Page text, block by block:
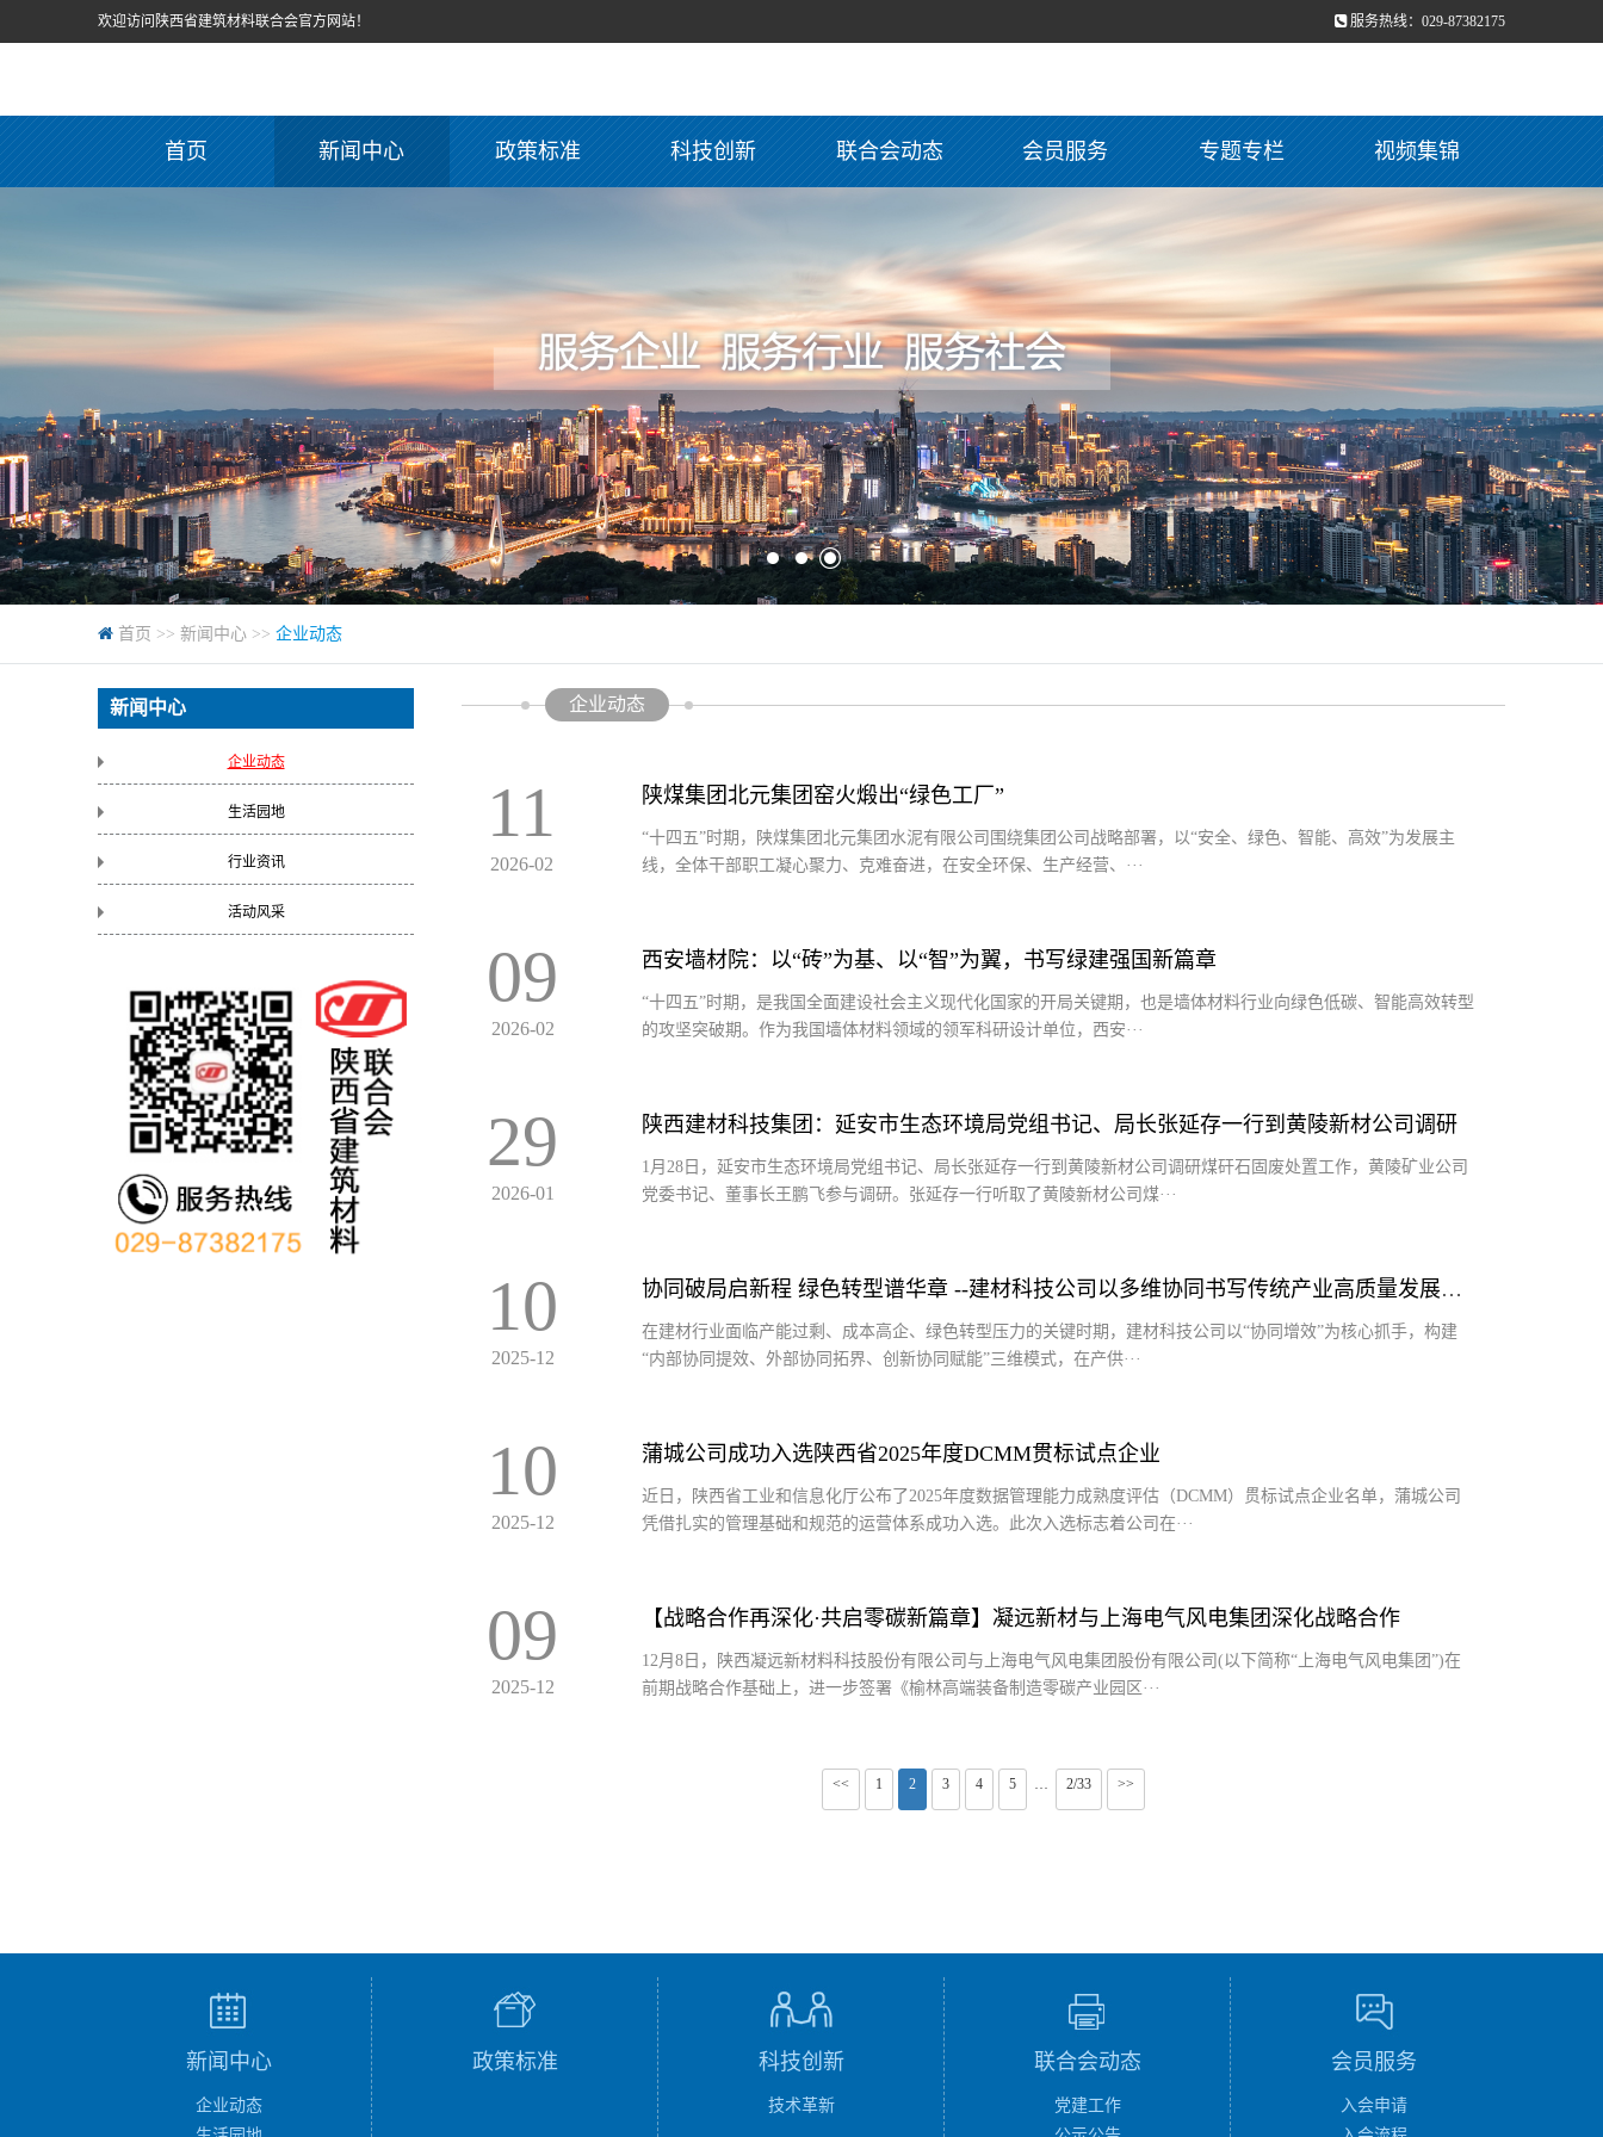
服务热线：029-87382175
欢迎访问陕西省建筑材料联合会官方网站！
首页 新闻中心 政策标准 科技创新 联合会动态 会员服务 专题专栏 视频集锦
首页 >> 新闻中心 >> 企业动态
新闻中心
企业动态
生活园地
行业资讯
活动风采
企业动态
11
2026-02
陕煤集团北元集团窑火煅出“绿色工厂”
“十四五”时期，陕煤集团北元集团水泥有限公司围绕集团公司战略部署，以“安全、绿色、智能、高效”为发展主
线，全体干部职工凝心聚力、克难奋进，在安全环保、生产经营、···
09
2026-02
西安墙材院：以“砖”为基、以“智”为翼，书写绿建强国新篇章
“十四五”时期，是我国全面建设社会主义现代化国家的开局关键期，也是墙体材料行业向绿色低碳、智能高效转型
的攻坚突破期。作为我国墙体材料领域的领军科研设计单位，西安···
29
2026-01
陕西建材科技集团：延安市生态环境局党组书记、局长张延存一行到黄陵新材公司调研
1月28日，延安市生态环境局党组书记、局长张延存一行到黄陵新材公司调研煤矸石固废处置工作，黄陵矿业公司
党委书记、董事长王鹏飞参与调研。张延存一行听取了黄陵新材公司煤···
10
2025-12
协同破局启新程 绿色转型谱华章 --建材科技公司以多维协同书写传统产业高质量发展答卷
在建材行业面临产能过剩、成本高企、绿色转型压力的关键时期，建材科技公司以“协同增效”为核心抓手，构建
“内部协同提效、外部协同拓界、创新协同赋能”三维模式，在产供···
10
2025-12
蒲城公司成功入选陕西省2025年度DCMM贯标试点企业
近日，陕西省工业和信息化厅公布了2025年度数据管理能力成熟度评估（DCMM）贯标试点企业名单，蒲城公司
凭借扎实的管理基础和规范的运营体系成功入选。此次入选标志着公司在···
09
2025-12
【战略合作再深化·共启零碳新篇章】凝远新材与上海电气风电集团深化战略合作
12月8日，陕西凝远新材料科技股份有限公司与上海电气风电集团股份有限公司(以下简称“上海电气风电集团”)在
前期战略合作基础上，进一步签署《榆林高端装备制造零碳产业园区···
<< 1 2 3 4 5 ··· 2/33 >>
新闻中心
企业动态
政策标准 科技创新
技术革新
联合会动态
党建工作
会员服务
入会申请